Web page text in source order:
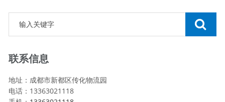
联系信息
地址：成都市新都区传化物流园
电话：13363021118